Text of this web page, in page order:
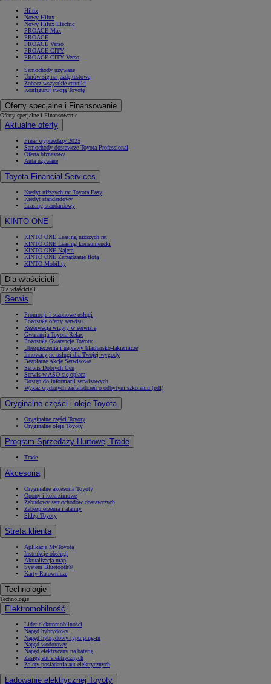
Hilux
Nowy Hilux
Nowy Hilux Electric
PROACE Max
PROACE
PROACE Verso
PROACE CITY
PROACE CITY Verso
Samochody używane
Umów się na jazdę testową
Zobacz wszystkie cenniki
Konfiguruj swoją Toyotę
Oferty specjalne i Finansowanie
Oferty specjalne i Finansowanie
Aktualne oferty
Finał wyprzedaży 2025
Samochody dostawcze Toyota Professional
Oferta biznesowa
Auta używane
Toyota Financial Services
Kredyt niższych rat Toyota Easy
Kredyt standardowy
Leasing standardowy
KINTO ONE
KINTO ONE Leasing niższych rat
KINTO ONE Leasing konsumencki
KINTO ONE Najem
KINTO ONE Zarządzanie flotą
KINTO Mobility
Dla właścicieli
Dla właścicieli
Serwis
Promocje i sezonowe usługi
Pozostałe oferty serwisu
Rezerwacja wizyty w serwisie
Gwarancja Toyota Relax
Pozostałe Gwarancje Toyoty
Ubezpieczenia i naprawy blacharsko-lakiernicze
Innowacyjne usługi dla Twojej wygody
Bezpłatne Akcje Serwisowe
Serwis Dobrych Cen
Serwis w ASO się opłaca
Dostęp do informacji serwisowych
Wykaz wydanych zaświadczeń o odbytym szkoleniu (pdf)
Oryginalne części i oleje Toyota
Oryginalne części Toyoty
Oryginalne oleje Toyoty
Program Sprzedaży Hurtowej Trade
Trade
Akcesoria
Oryginalne akcesoria Toyoty
Opony i koła zimowe
Zabudowy samochodów dostawczych
Zabezpieczenia i alarmy
Sklep Toyoty
Strefa klienta
Aplikacja MyToyota
Instrukcje obsługi
Aktualizacja map
System Bluetooth®
Karty Ratownicze
Technologie
Technologie
Elektromobilność
Lider elektromobilności
Napęd hybrydowy
Napęd hybrydowy typu plug-in
Napęd wodorowy
Napęd elektryczny na baterię
Zasięg aut elektrycznych
Zalety posiadania aut elektrycznych
Ładowanie elektrycznej Toyoty